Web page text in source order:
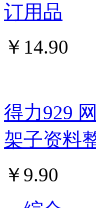
订用品
￥ 14.90
得力929
架子资料
￥ 9.90